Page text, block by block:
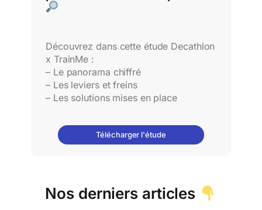
Découvrez dans cette étude Decathlon
x TrainMe :
– Le panorama chiffré
– Les leviers et freins
– Les solutions mises en place
Télécharger l'étude
Nos derniers articles